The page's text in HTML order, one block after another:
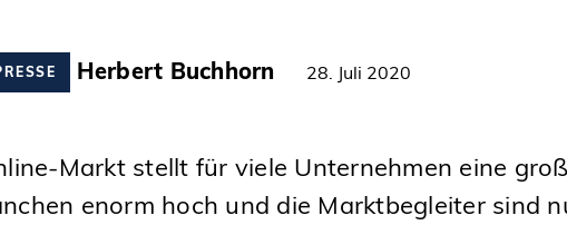
Herbert Buchhorn 28. Juli 2020
Markt stellt für viele Unternehmen eine
enorm hoch und die Marktbegleiter sind